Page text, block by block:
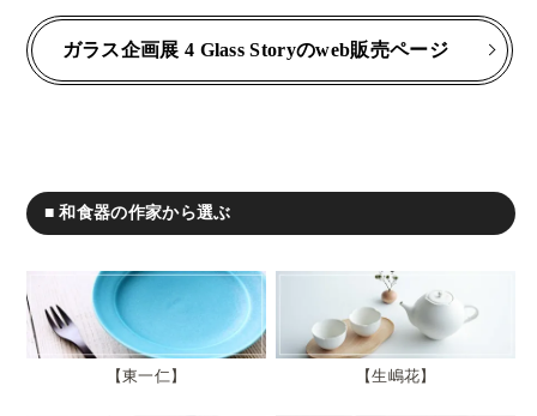
ガラス企画展 4 Glass Storyのweb販売ページ
■ 和食器の作家から選ぶ
東一仁 生嶋花